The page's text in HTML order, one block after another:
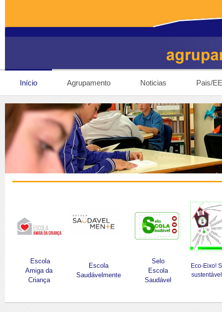
Início Agrupamento Noticias Pais/EE
Escola
Amiga da
Criança
Escola
Saudávelmente
Selo
Escola
Saudável
Eco-Eixo!